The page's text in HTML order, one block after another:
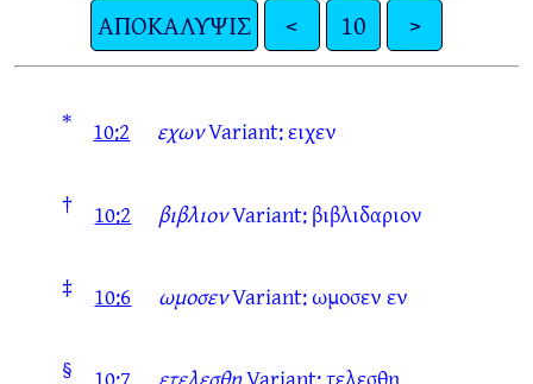
ΑΠΟΚΑΛΥΨΙΣ
< 10 >
* 10:2 εχωνVariant: ειχεν
† 10:2 βιβλιονVariant: βιβλιδαριον
‡ 10:6 ωμοσενVariant: ωμοσεν εν
§